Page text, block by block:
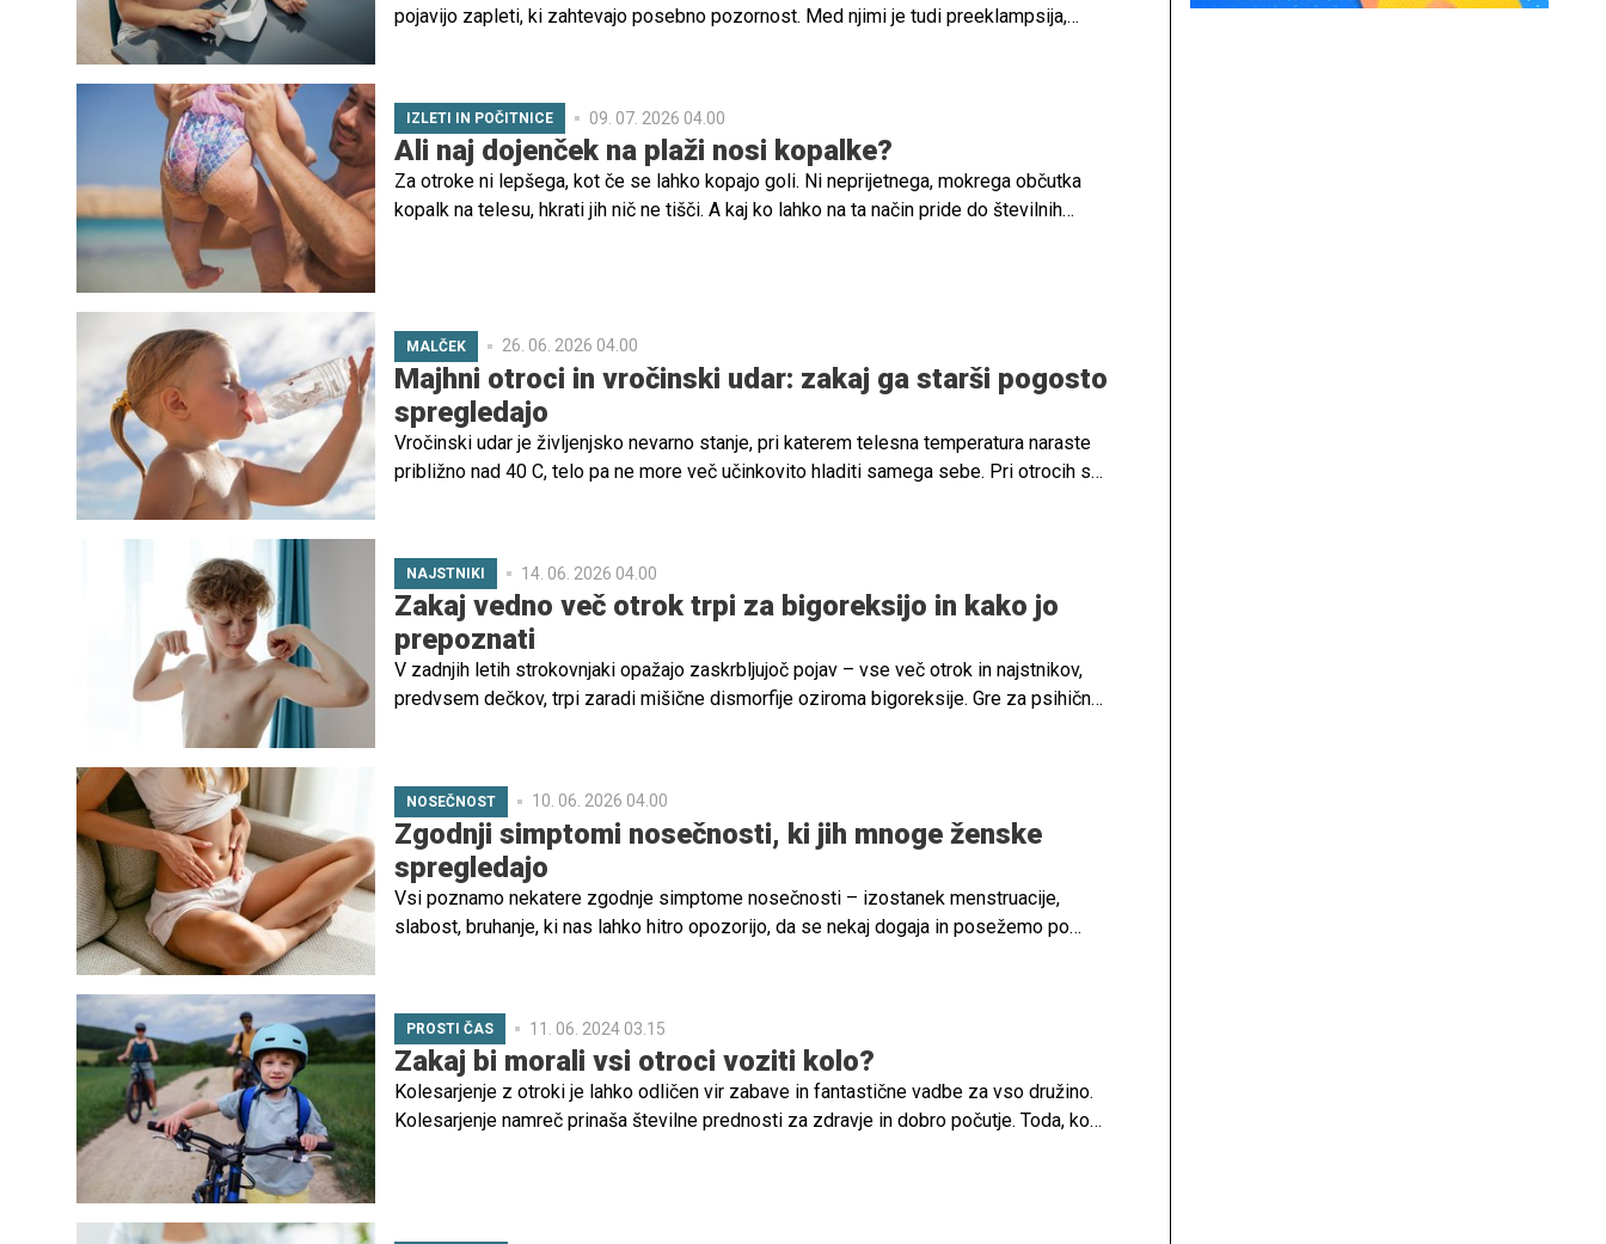
pojavijo zapleti, ki zahtevajo posebno pozornost. Med njimi je tudi preeklampsija,
IZLETI IN POČITNICE 09. 07. 2026 04.00
Ali naj dojenček na plaži nosi kopalke?
Za otroke ni lepšega, kot če se lahko kopajo goli. Ni neprijetnega, mokrega občutka
kopalk na telesu, hkrati jih nič ne tišči. A kaj ko lahko na ta način pride do številnih
MALČEK 26. 06. 2026 04.00
Majhni otroci in vročinski udar: zakaj ga starši pogosto
spregledajo
Vročinski udar je življenjsko nevarno stanje, pri katerem telesna temperatura naraste
približno nad 40 C, telo pa ne more več učinkovito hladiti samega sebe. Pri otrocih se
NAJSTNIKI 14. 06. 2026 04.00
Zakaj vedno več otrok trpi za bigoreksijo in kako jo
prepoznati
V zadnjih letih strokovnjaki opažajo zaskrbljujoč pojav – vse več otrok in najstnikov,
predvsem dečkov, trpi zaradi mišične dismorfije oziroma bigoreksije. Gre za psihično
običajne najstniške skrbi glede telesa.
NOSEČNOST 10. 06. 2026 04.00
Zgodnji simptomi nosečnosti, ki jih mnoge ženske
spregledajo
Vsi poznamo nekatere zgodnje simptome nosečnosti – izostanek menstruacije,
slabost, bruhanje, ki nas lahko hitro opozorijo, da se nekaj dogaja in posežemo po
PROSTI ČAS 11. 06. 2024 03.15
Zakaj bi morali vsi otroci voziti kolo?
Kolesarjenje z otroki je lahko odličen vir zabave in fantastične vadbe za vso družino.
Kolesarjenje namreč prinaša številne prednosti za zdravje in dobro počutje. Toda, ko